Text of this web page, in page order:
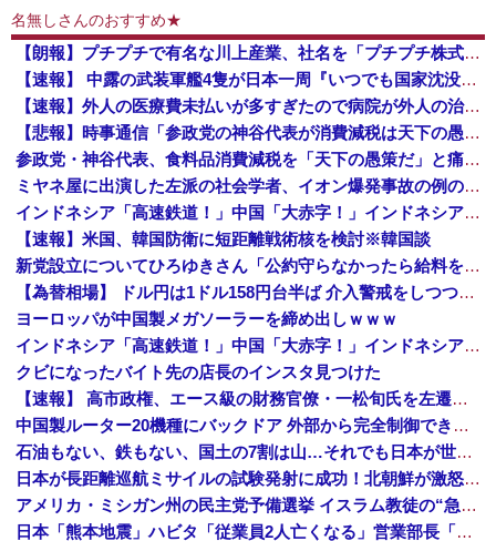
名無しさんのおすすめ★
【朗報】プチプチで有名な川上産業、社名を「プチプチ株式会社」に変更ｗｗｗｗｗ
【速報】 中露の武装軍艦4隻が日本一周『いつでも国家沈没させられるぞ』
【速報】外人の医療費未払いが多すぎたので病院が外人の治療を断るようになってしまう
【悲報】時事通信「参政党の神谷代表が消費減税は天下の愚策と批判してるぞ！」 → 安藤幹事長「タイトルに偽りあり！『参政党は消費税廃止派、減税派』...
参政党・神谷代表、食料品消費減税を「天下の愚策だ」と痛烈批判！
ミヤネ屋に出演した左派の社会学者、イオン爆発事故の例のテナントに理解を示して……
インドネシア「高速鉄道！」中国「大赤字！」インドネシア「運営会社の株式購入！（負債対策」中国「はい（巨額負債」インドネシア「700km延伸計画！...
【速報】米国、韓国防衛に短距離戦術核を検討※韓国談
新党設立についてひろゆきさん「公約守らなかったら給料を差し押さえて市民に配ります」「平均的な収入の人が結婚できるようにしなければならない」
【為替相場】 ドル円は1ドル158円台半ば 介入警戒をしつつ円売りが続行
ヨーロッパが中国製メガソーラーを締め出しｗｗｗ
インドネシア「高速鉄道！」中国「大赤字！」インドネシア「運営会社の株式購入！（負債対策」中国「はい（巨額負債」インドネシア「700km延伸計画！（実質中止」→
クビになったバイト先の店長のインスタ見つけた
【速報】 高市政権、エース級の財務官僚・一松旬氏を左遷「彼は協力的でなかった」財務省の言いなりではないことが判明
中国製ルーター20機種にバックドア 外部から完全制御できる機能が仕込まれていた
石油もない、鉄もない、国土の7割は山…それでも日本が世界屈指の経済大国になれた「勤勉さ」以外の勝因！
日本が長距離巡航ミサイルの試験発射に成功！北朝鮮が激怒「日本が戦争国家になろうとしている」「絶対に傍観しない、必ず後悔させる」
アメリカ・ミシガン州の民主党予備選挙 イスラム教徒の“急進左派”候補が勝利確実に⋯トランプ氏は批判
日本「熊本地震」ハビタ「従業員2人亡くなる」営業部長「イオンのスタッフに制止されなかった」日本「部長が連絡後の店員行動を証言（謎」イオン「再入館可能の事実ない」→